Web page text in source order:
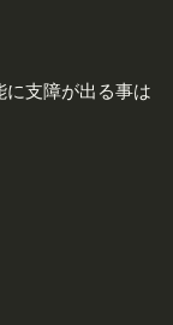
に支障が出る事は